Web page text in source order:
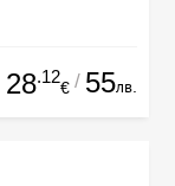
28.12
€ / 55лв.